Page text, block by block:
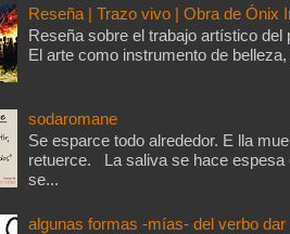
Reseña | Trazo vivo | Obra de Ónix
Reseña sobre el trabajo artístico
El arte como instrumento de
sodaromane
Se esparce todo alrededor. E lla
retuerce. La saliva se hace
se...
algunas formas -mías- del verbo dar